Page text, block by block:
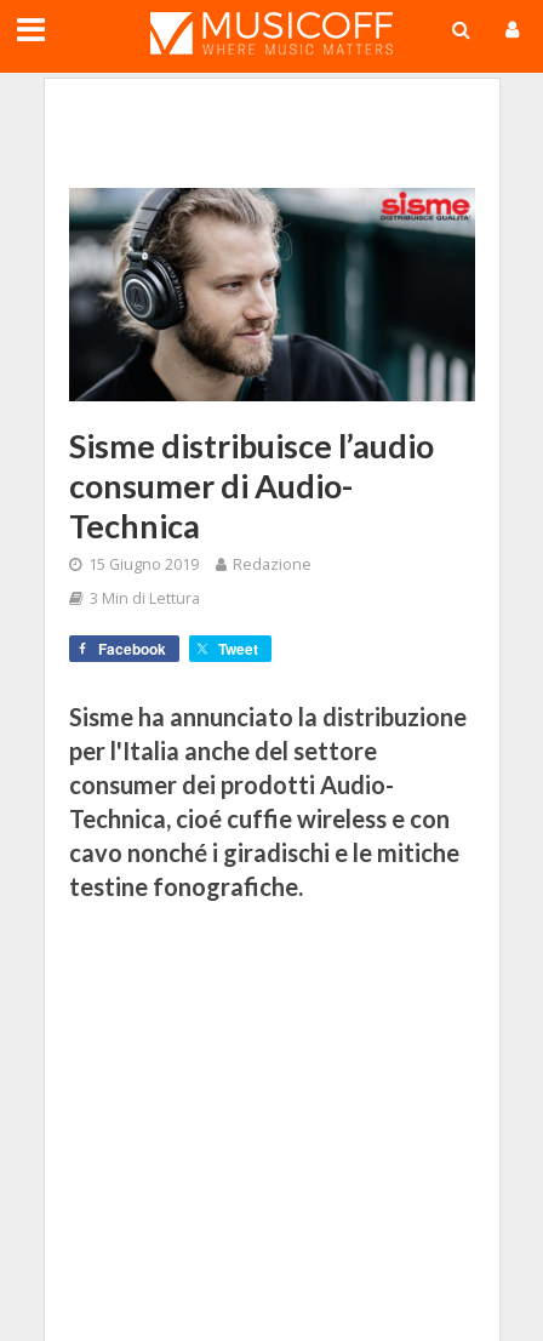
Sisme distribuisce l’audio
consumer di Audio-
Technica
15 Giugno 2019
Redazione
3 Min di Lettura
Facebook Tweet
Sisme ha annunciato la distribuzione
per l'Italia anche del settore
consumer dei prodotti Audio-
Technica, cioé cuffie wireless e con
cavo nonché i giradischi e le mitiche
testine fonografiche.